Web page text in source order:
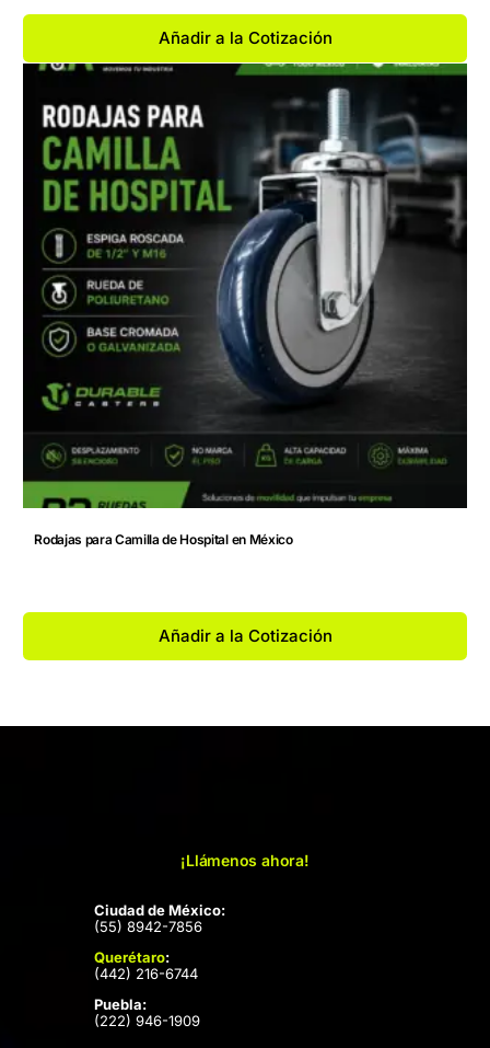
Añadir a la Cotización
Rodajas para Camilla de Hospital en México
Añadir a la Cotización
¡Llámenos ahora!
Ciudad de México:
(55) 8942-7856
Querétaro:
(442) 216-6744
Puebla:
(222) 946-1909